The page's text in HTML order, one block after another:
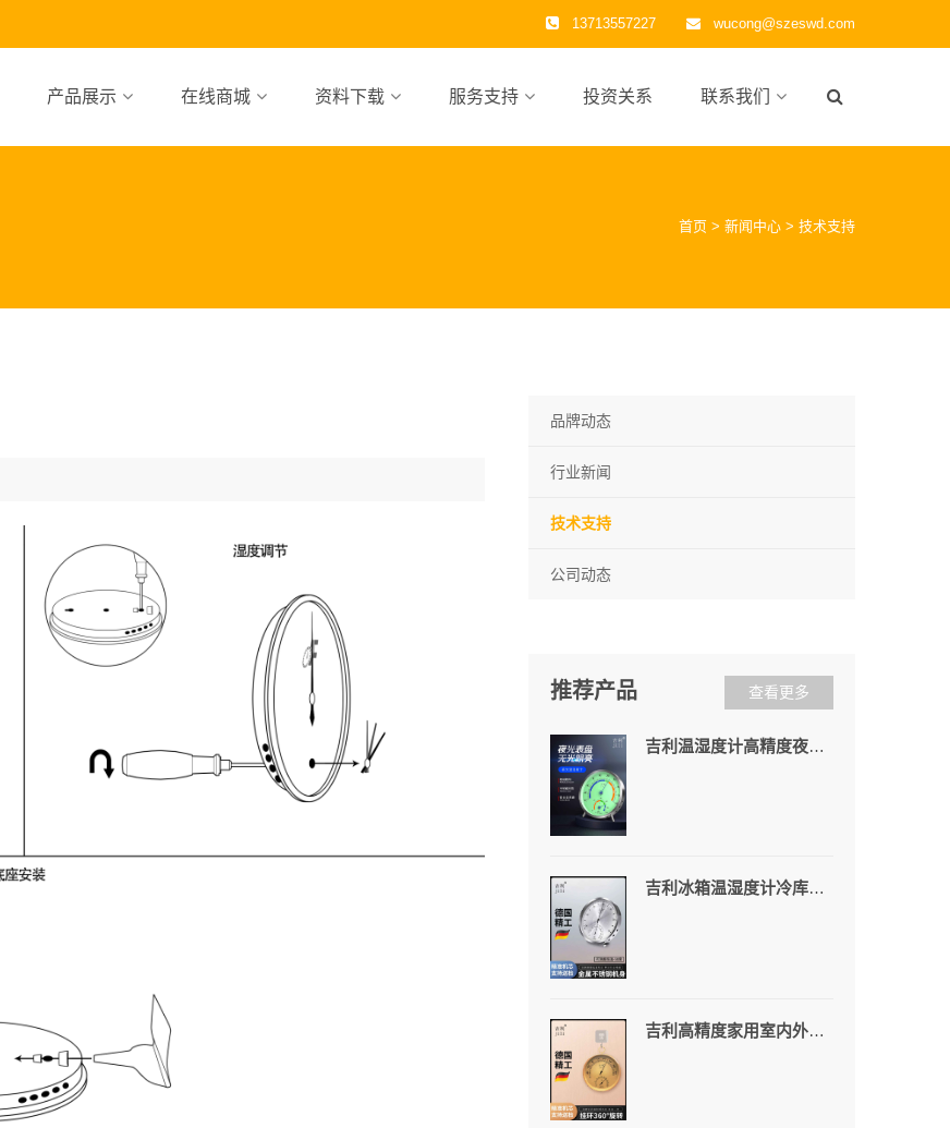
13713557227 wucong@szeswd.com
产品展示 在线商城 资料下载 服务支持 投资关系 联系我们
首页 > 新闻中心 > 技术支持
品牌动态
行业新闻
技术支持
公司动态
推荐产品 查看更多
吉利温湿度计高精度夜光家用室内外壁挂温湿度计工业婴儿房机械式
吉利冰箱温湿度计冷库冰柜阴凉柜专用家用冰箱冷链车药店医院
吉利高精度家用室内外温湿度计壁挂式铝合金机身机械式仓库专用